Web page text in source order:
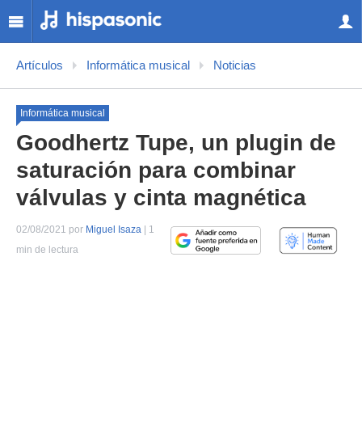
Artículos Informática musical Noticias
Informática musical
Goodhertz Tupe, un plugin de
saturación para combinar
válvulas y cinta magnética
02/08/2021 por Miguel Isaza | 1
min de lectura